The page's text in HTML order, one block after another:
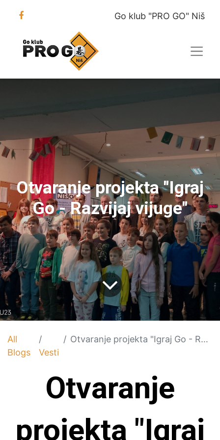
Go klub "PRO GO" Niš
Otvaranje projekta "Igraj
Go - Razvijaj vijuge"
All
Blogs
Vesti
Otvaranje projekta "Igraj Go - Razvijaj vijuge"
Otvaranje
projekta "Igraj